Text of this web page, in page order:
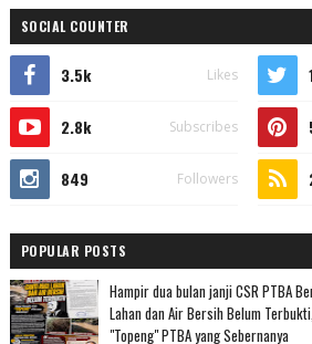
SOCIAL COUNTER
3.5k Likes
2.8k Subscribes
849 Followers
POPULAR POSTS
Hampir dua bulan janji CSR PTBA
Lahan dan Air Bersih Belum
"Topeng" PTBA yang Sebernanya